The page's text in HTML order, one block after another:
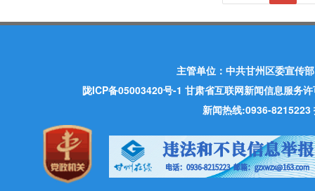
主管单位：中共甘州区委宣传
陇ICP备05003420号-1 甘肃省互联网新闻信息服务
新闻热线:0936-8215223